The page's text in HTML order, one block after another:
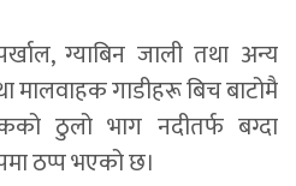
ग्याबिन जाली तथा अन्य
मालवाहक गाडीहरू बिच बाटोमै
ठुलो भाग नदीतर्फ बग्दा
ठप्प भएको छ।